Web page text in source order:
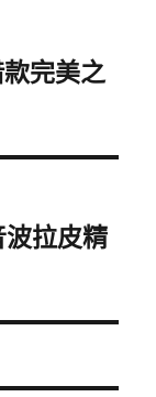
完美之
拉皮精